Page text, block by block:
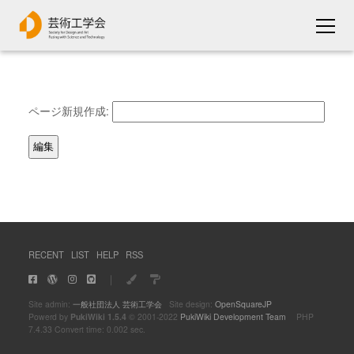
ページ新規作成:
RECENT LIST HELP RSS
｜
Site admin: 一般社団法人 芸術工学会Site design: OpenSquareJP
Powerd by PukiWiki 1.5.4 © 2001-2022 PukiWiki Development Team PHP
7.4.33 Convert time: 0.002 sec.